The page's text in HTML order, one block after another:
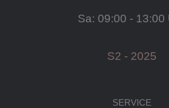
Sa: 09:00 - 13:00
S2 - 2025
SERVICE